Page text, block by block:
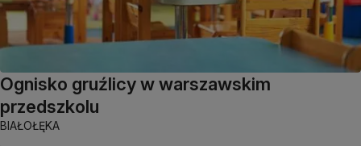
Ognisko gruźlicy w warszawskim
przedszkolu
BIAŁOŁĘKA